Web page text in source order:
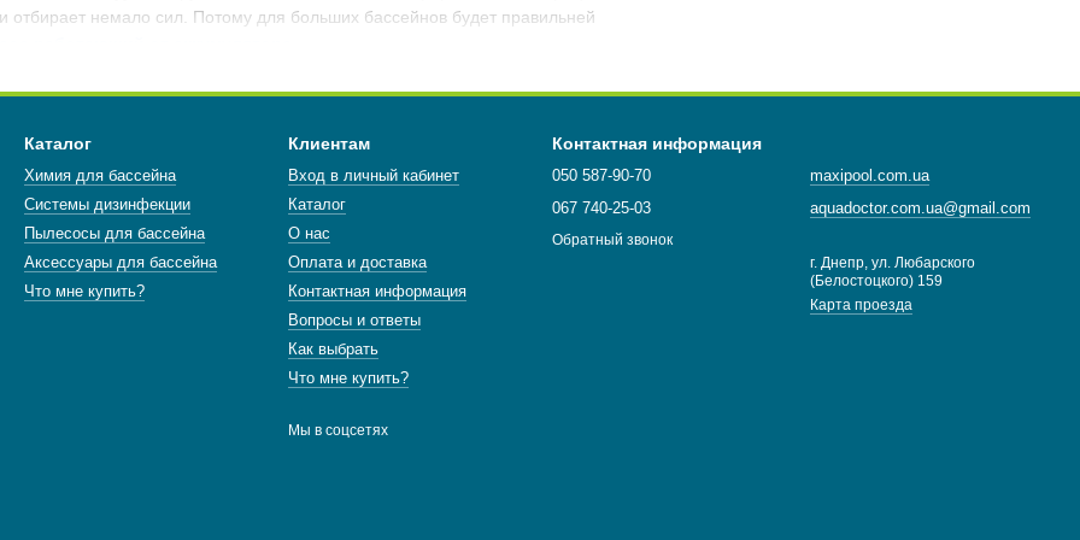
и отбирает немало сил. Потому для больших бассейнов будет правильней
ручного типа такой же, как у обыкновенного бытового портативного пылесоса. Работает подводный пылесос для очистки дна
подключается через шланги к фильтрационной емкости или проводами к сети. Автоматические
прибора вычищают
кропотливо
понадобится только одеть стандартную штангу. К примеру, пылесосыPoolBlaster
в подзарядке батареи. Питание осуществляется от встроенного БП с перезаряжаемым или сменным аккумулятором. Такие
благодаря насосу и щетке-насадке эффективно втягивают мусор с любых поверхностей. Загрязнения оседают в
Каталог
Химия для бассейна
Системы дизинфекции
Пылесосы для бассейна
Аксессуары для бассейна
Что мне купить?
Клиентам
Вход в личный кабинет
Каталог
О нас
Оплата и доставка
Контактная информация
Вопросы и ответы
Как выбрать
Что мне купить?
Мы в соцсетях
Контактная информация
050 587-90-70
067 740-25-03
Обратный звонок
maxipool.com.ua
aquadoctor.com.ua@gmail.com
г. Днепр, ул. Любарского
(Белостоцкого) 159
Карта проезда